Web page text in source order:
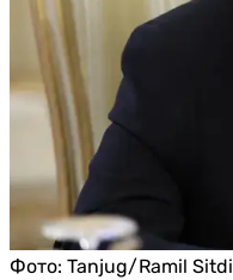
Фото: Tanjug/Ramil